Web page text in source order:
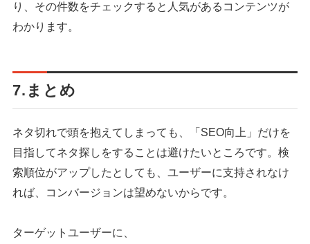
り、その件数をチェックすると人気があるコンテンツが
わかります。
7.まとめ
ネタ切れで頭を抱えてしまっても、「SEO向上」だけを
目指してネタ探しをすることは避けたいところです。検
索順位がアップしたとしても、ユーザーに支持されなけ
れば、コンバージョンは望めないからです。
ターゲットユーザーに、